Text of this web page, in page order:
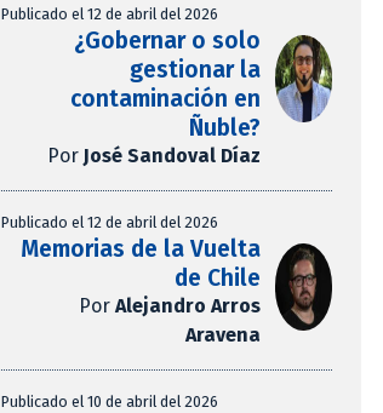
Publicado el 12 de abril del 2026
¿Gobernar o solo
gestionar la
contaminación en
Ñuble?
Por José Sandoval Díaz
Publicado el 12 de abril del 2026
Memorias de la Vuelta
de Chile
Por Alejandro Arros
Aravena
Publicado el 10 de abril del 2026